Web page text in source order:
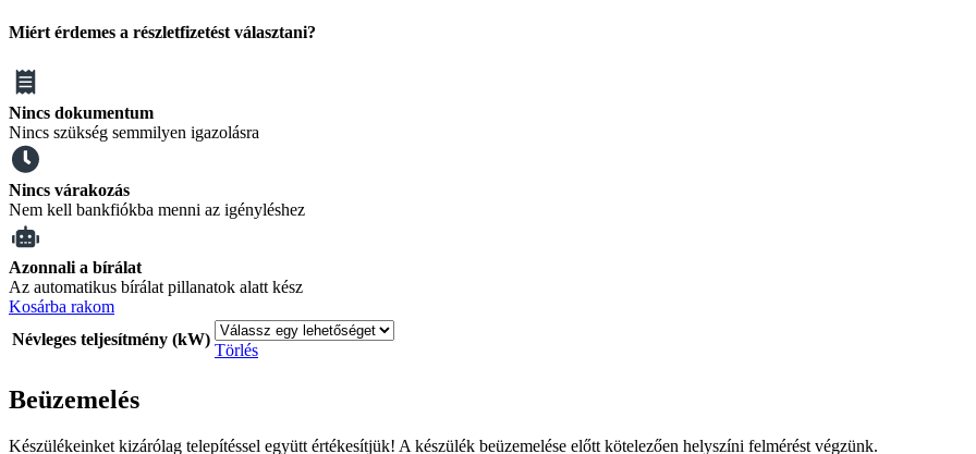
Miért érdemes a részletfizetést választani?
Nincs dokumentum
Nincs szükség semmilyen igazolásra
Nincs várakozás
Nem kell bankfiókba menni az igényléshez
Azonnali a bírálat
Az automatikus bírálat pillanatok alatt kész
Kosárba rakom
Névleges teljesítmény (kW)
Törlés
Beüzemelés
Készülékeinket kizárólag telepítéssel együtt értékesítjük! A készülék beüzemelése előtt kötelezően helyszíni felmérést végzünk.